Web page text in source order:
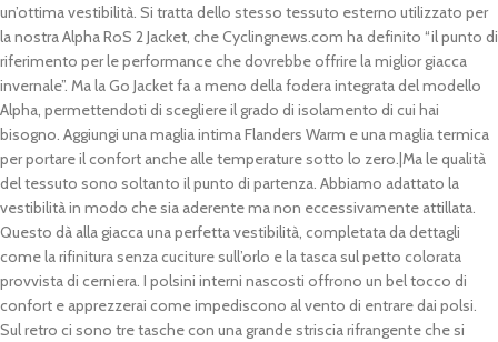
un’ottima vestibilità. Si tratta dello stesso tessuto esterno utilizzato per
la nostra Alpha RoS 2 Jacket, che Cyclingnews.com ha definito “il punto di
riferimento per le performance che dovrebbe offrire la miglior giacca
invernale”. Ma la Go Jacket fa a meno della fodera integrata del modello
Alpha, permettendoti di scegliere il grado di isolamento di cui hai
bisogno. Aggiungi una maglia intima Flanders Warm e una maglia termica
per portare il confort anche alle temperature sotto lo zero.|Ma le qualità
del tessuto sono soltanto il punto di partenza. Abbiamo adattato la
vestibilità in modo che sia aderente ma non eccessivamente attillata.
Questo dà alla giacca una perfetta vestibilità, completata da dettagli
come la rifinitura senza cuciture sull’orlo e la tasca sul petto colorata
provvista di cerniera. I polsini interni nascosti offrono un bel tocco di
confort e apprezzerai come impediscono al vento di entrare dai polsi.
Sul retro ci sono tre tasche con una grande striscia rifrangente che si